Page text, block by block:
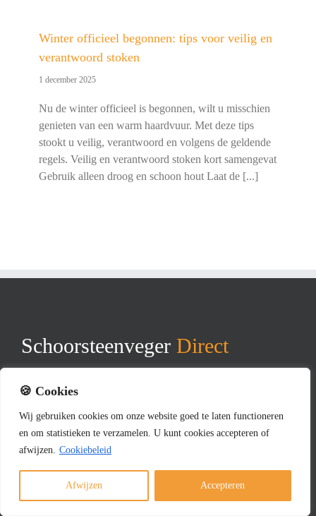
🍪 Cookies
Wij gebruiken cookies om onze website goed te laten functioneren
en om statistieken te verzamelen. U kunt cookies accepteren of
afwijzen. Cookiebeleid
Afwijzen Accepteren
Winter officieel begonnen: tips voor veilig en
verantwoord stoken
1 december 2025
Nu de winter officieel is begonnen, wilt u misschien
genieten van een warm haardvuur. Met deze tips
stookt u veilig, verantwoord en volgens de geldende
regels. Veilig en verantwoord stoken kort samengevat
Gebruik alleen droog en schoon hout Laat de [...]
Schoorsteenveger Direct
veilig dak. Wij vegen schoorstenen en reinigen daarnaast ook
zonnepanelen, dakgoten en dakkapellen. Snel, vakkundig en
zonder gedoe. Zo voorkomt u problemen en blijft uw woning
in topconditie.
BEKIJK ONS OP YOUTUBE